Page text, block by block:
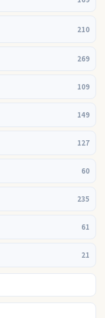
210
269
109
149
127
60
235
61
21